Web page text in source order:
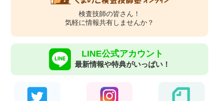
検査技師の皆さん！
気軽に情報共有しませんか？
LINE公式アカウント
最新情報や特典がいっぱい！